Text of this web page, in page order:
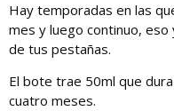
Hay temporadas en las
mes y luego continuo,
de tus pestañas.
El bote trae 50ml que
cuatro meses.